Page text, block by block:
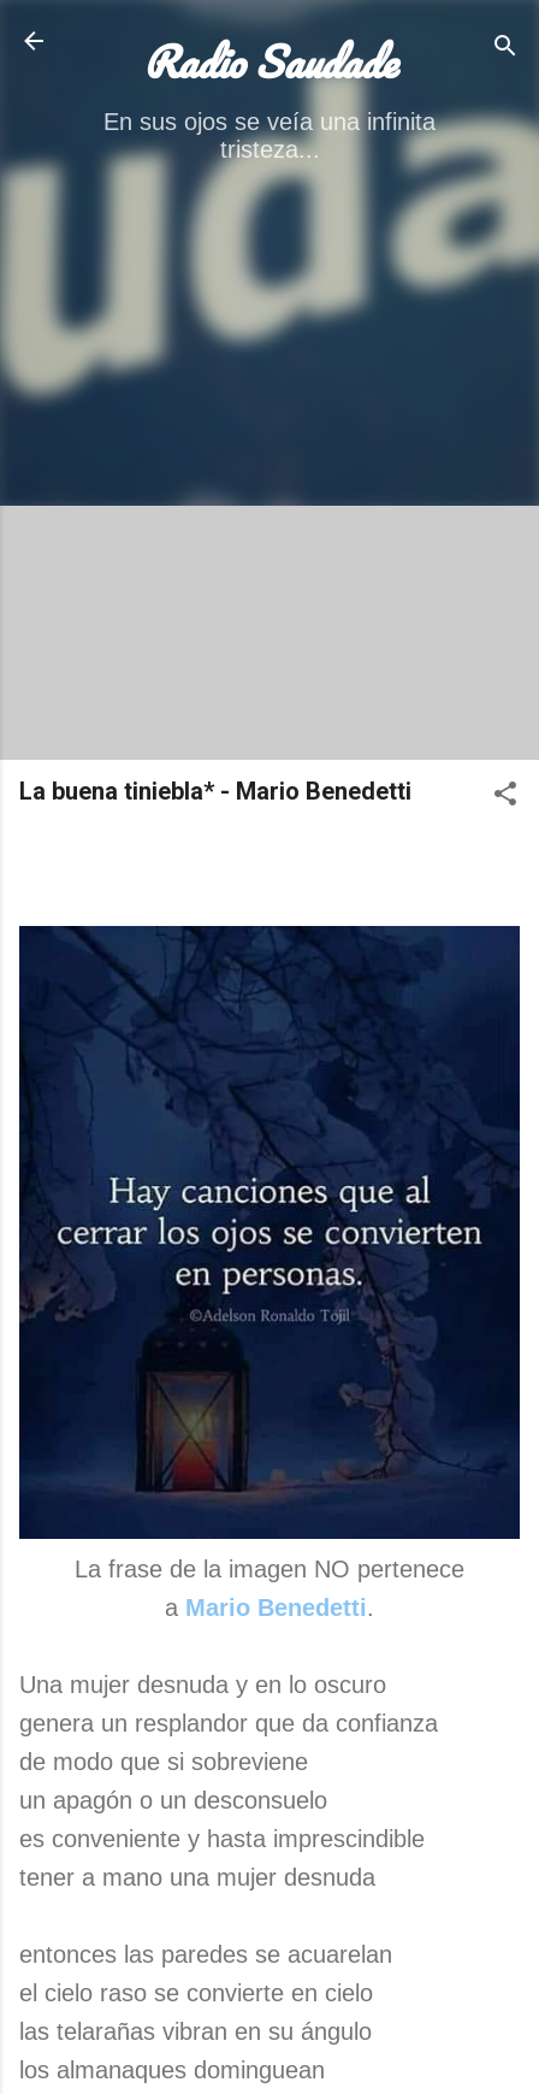
Radio Saudade
En sus ojos se veía una infinita
tristeza...
La buena tiniebla* - Mario Benedetti
La frase de la imagen NO pertenece
a Mario Benedetti.
Una mujer desnuda y en lo oscuro
genera un resplandor que da confianza
de modo que si sobreviene
un apagón o un desconsuelo
es conveniente y hasta imprescindible
tener a mano una mujer desnuda
entonces las paredes se acuarelan
el cielo raso se convierte en cielo
las telarañas vibran en su ángulo
los almanaques dominguean